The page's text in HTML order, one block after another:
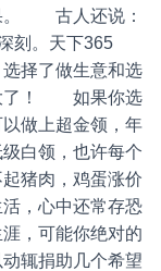
。 古人还说：
刻。天下365
择了做生意和选
大了！ 如果你选
做上超金领，年
白领，也许每个
猪肉，鸡蛋涨价
，心中还常存恐
，可能你绝对的
辄捐助几个希望